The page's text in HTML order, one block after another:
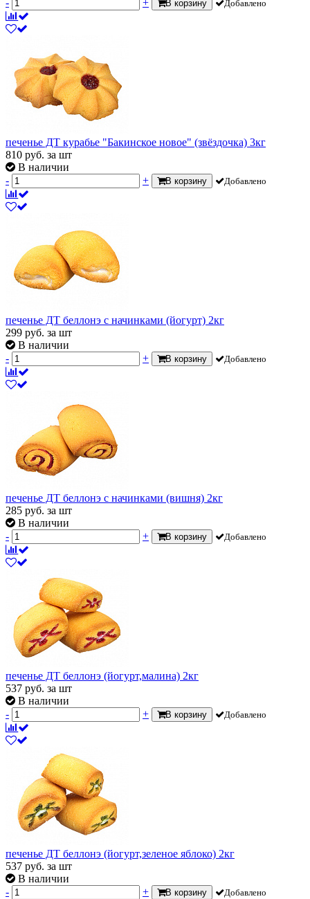
-
+ В корзину Добавлено
печенье ДТ курабье "Бакинское новое" (звёздочка) 3кг
810 руб. за шт
В наличии
-
+ В корзину Добавлено
печенье ДТ беллонэ с начинками (йогурт) 2кг
299 руб. за шт
В наличии
-
+ В корзину Добавлено
печенье ДТ беллонэ с начинками (вишня) 2кг
285 руб. за шт
В наличии
-
+ В корзину Добавлено
печенье ДТ беллонэ (йогурт,малина) 2кг
537 руб. за шт
В наличии
-
+ В корзину Добавлено
печенье ДТ беллонэ (йогурт,зеленое яблоко) 2кг
537 руб. за шт
В наличии
-
+ В корзину Добавлено